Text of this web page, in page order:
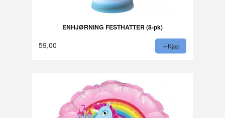
ENHJØRNING FESTHATTER (8-pk)
59,00 Kjøp